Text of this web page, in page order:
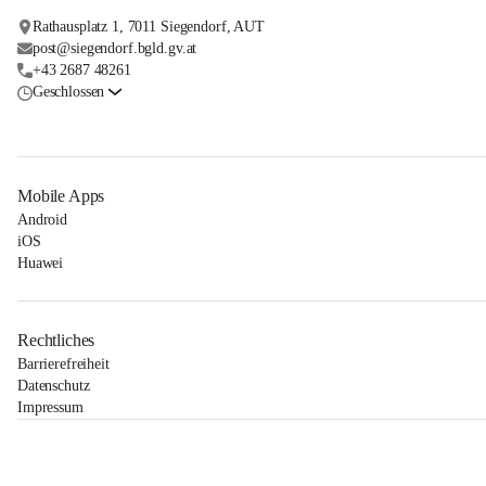
Rathausplatz 1, 7011 Siegendorf, AUT
post@siegendorf.bgld.gv.at
+43 2687 48261
Geschlossen
Mobile Apps
Android
iOS
Huawei
Rechtliches
Barrierefreiheit
Datenschutz
Impressum